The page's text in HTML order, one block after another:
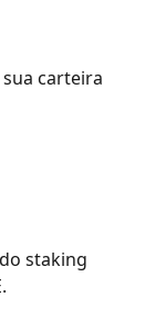
carteira
staking